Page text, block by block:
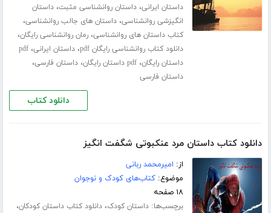
داستان ایرانی،داستان روانشناسی مثبت،داستان
انگیزشی روانشناسی،داستان های جالب روانشناسی،
کتاب داستان های روانشناسی،رمان روانشناسی رایگان،
دانلود کتاب روانشناسی رایگان pdf ،داستان ایرانی،pdf
داستان رایگان،pdf داستان رایگان ،داستان فارسی،
داستان فارسی
دانلود کتاب
دانلود کتاب داستان مرد عنکبوتی شگفت انگیز
از: امیرمحمد ربانی
موضوع:کتاب‌های کودک و نوجوان
۱۸ صفحه
برچسب‌ها:داستان کودک،دانلود کتاب داستان کودکان،